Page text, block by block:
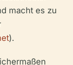
macht es zu
).